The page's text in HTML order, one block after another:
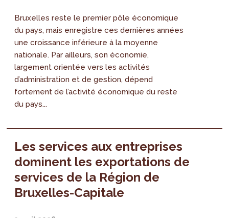
Bruxelles reste le premier pôle économique
du pays, mais enregistre ces dernières années
une croissance inférieure à la moyenne
nationale. Par ailleurs, son économie,
largement orientée vers les activités
d’administration et de gestion, dépend
fortement de l’activité économique du reste
du pays...
Les services aux entreprises
dominent les exportations de
services de la Région de
Bruxelles-Capitale